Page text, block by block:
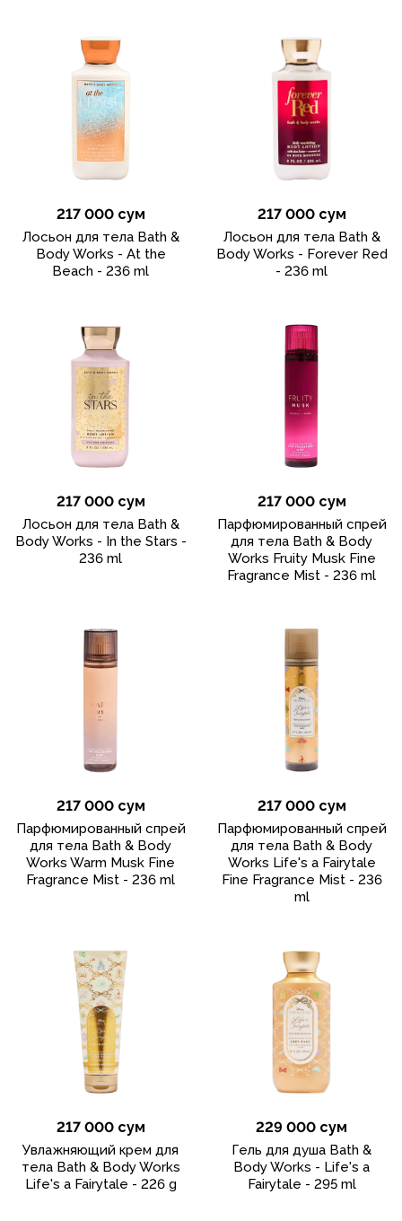
217 000 сум
Лосьон для тела Bath &
Body Works - At the
Beach - 236 ml
217 000 сум
Лосьон для тела Bath &
Body Works - Forever Red
- 236 ml
217 000 сум
Лосьон для тела Bath &
Body Works - In the Stars -
236 ml
217 000 сум
Парфюмированный спрей
для тела Bath & Body
Works Fruity Musk Fine
Fragrance Mist - 236 ml
217 000 сум
Парфюмированный спрей
для тела Bath & Body
Works Warm Musk Fine
Fragrance Mist - 236 ml
217 000 сум
Парфюмированный спрей
для тела Bath & Body
Works Life's a Fairytale
Fine Fragrance Mist - 236
ml
217 000 сум
Увлажняющий крем для
тела Bath & Body Works
Life's a Fairytale - 226 g
229 000 сум
Гель для душа Bath &
Body Works - Life's a
Fairytale - 295 ml